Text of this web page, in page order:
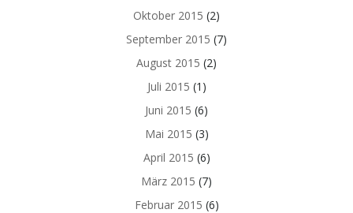
Oktober 2015 (2)
September 2015 (7)
August 2015 (2)
Juli 2015 (1)
Juni 2015 (6)
Mai 2015 (3)
April 2015 (6)
März 2015 (7)
Februar 2015 (6)